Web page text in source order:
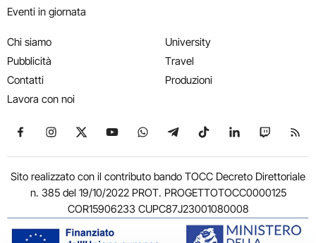
Eventi in giornata
Chi siamo
Pubblicità
Contatti
Lavora con noi
University
Travel
Produzioni
Seguici su Facebook
Seguici su Instagram
Seguici su X
Seguici su YouTube
Seguici su WhatsApp
Seguici su Telegram
Seguici su TikTok
Seguici su
Seguici
Sito realizzato con il contributo bando TOCC Decreto Direttoriale
n. 385 del 19/10/2022 PROT. PROGETTOTOCC0000125
COR15906233 CUPC87J23001080008